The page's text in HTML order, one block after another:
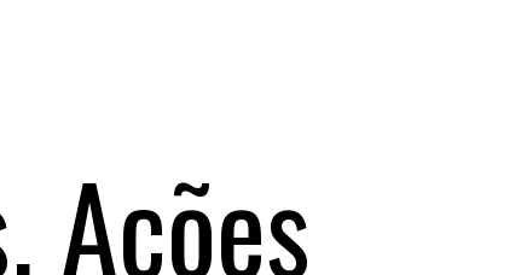
Ações